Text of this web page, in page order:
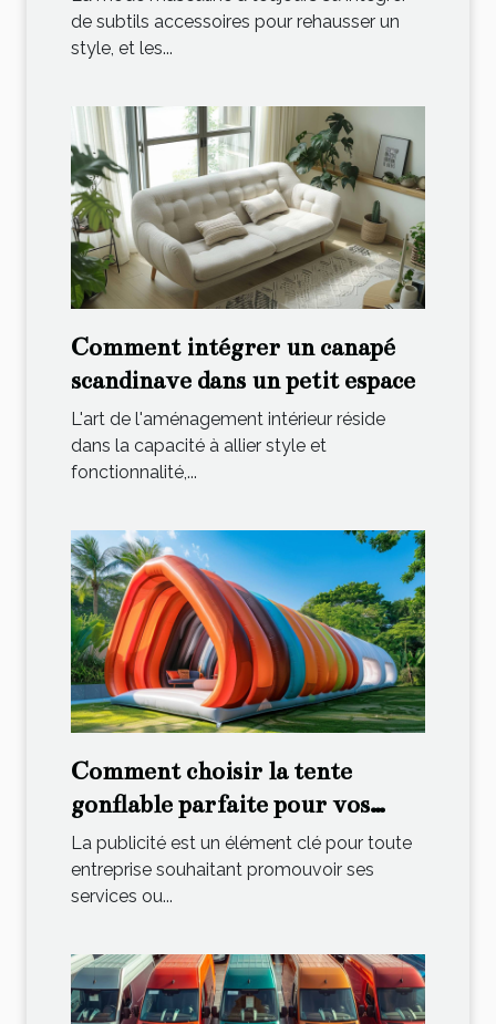
de subtils accessoires pour rehausser un
style, et les...
Comment intégrer un canapé
scandinave dans un petit espace
L'art de l'aménagement intérieur réside
dans la capacité à allier style et
fonctionnalité,...
Comment choisir la tente
gonflable parfaite pour vos
événements publicitaires
La publicité est un élément clé pour toute
entreprise souhaitant promouvoir ses
services ou...